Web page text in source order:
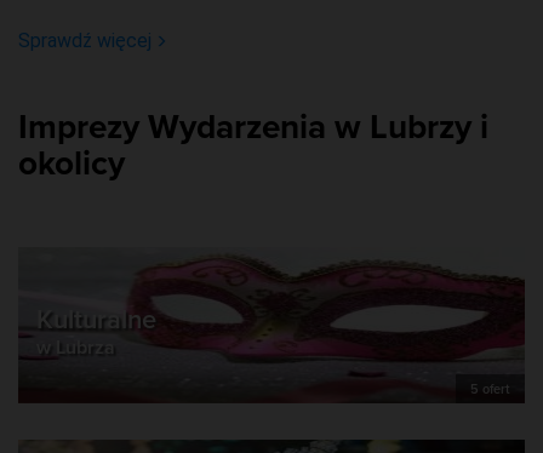
Sprawdź więcej
Imprezy Wydarzenia w Lubrzy i
okolicy
Kulturalne
w Lubrza
5 ofert